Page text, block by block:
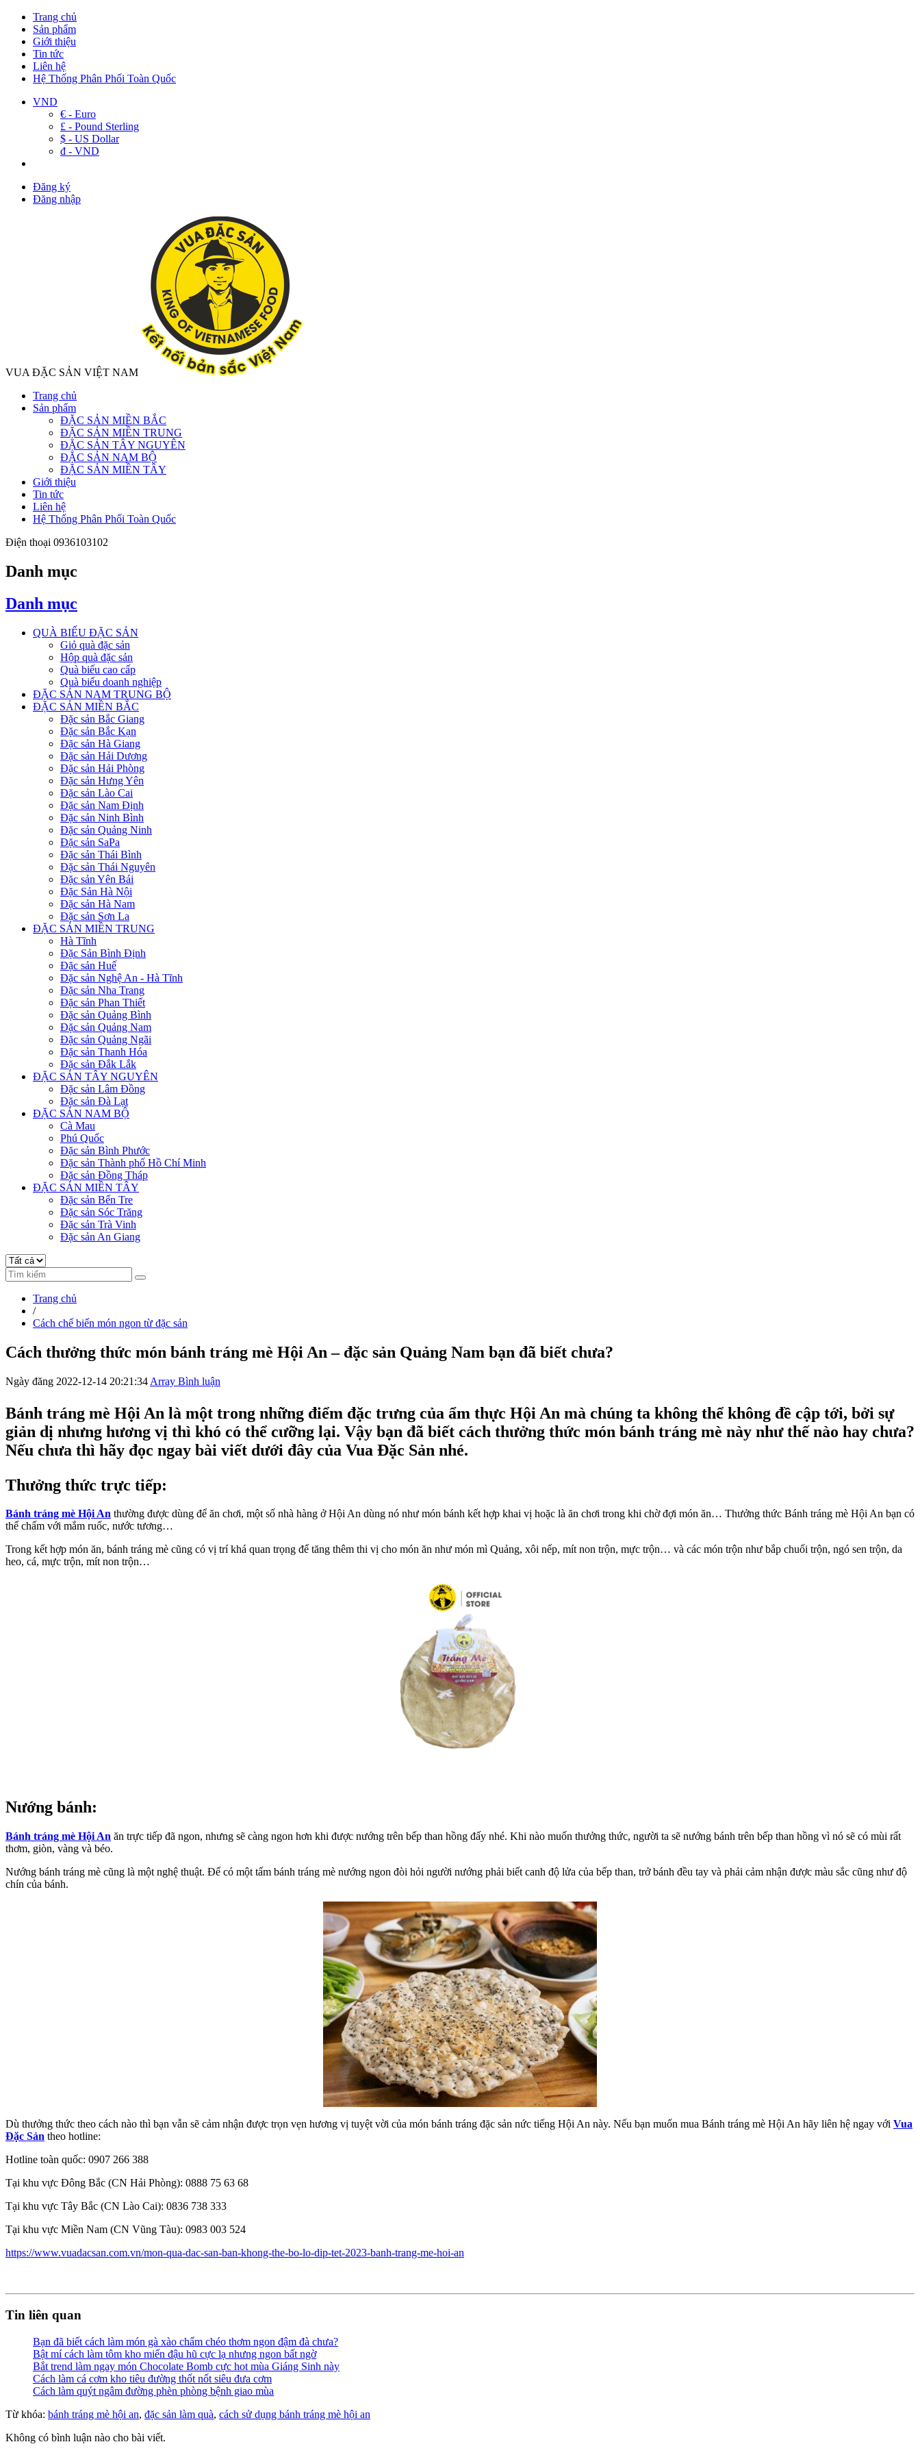
Trang chủ
Sản phẩm
Giới thiệu
Tin tức
Liên hệ
Hệ Thống Phân Phối Toàn Quốc
VND
€ - Euro
£ - Pound Sterling
$ - US Dollar
đ - VND
Đăng ký
Đăng nhập
VUA ĐẶC SẢN VIỆT NAM
Trang chủ
Sản phẩm
ĐẶC SẢN MIỀN BẮC
ĐẶC SẢN MIỀN TRUNG
ĐẶC SẢN TÂY NGUYÊN
ĐẶC SẢN NAM BỘ
ĐẶC SẢN MIỀN TÂY
Giới thiệu
Tin tức
Liên hệ
Hệ Thống Phân Phối Toàn Quốc
Điện thoại 0936103102
Danh mục
Danh mục
QUÀ BIẾU ĐẶC SẢN
Giỏ quà đặc sản
Hộp quà đặc sản
Quà biếu cao cấp
Quà biếu doanh nghiệp
ĐẶC SẢN NAM TRUNG BỘ
ĐẶC SẢN MIỀN BẮC
Đặc sản Bắc Giang
Đặc sản Bắc Kạn
Đặc sản Hà Giang
Đặc sản Hải Dương
Đặc sản Hải Phòng
Đặc sản Hưng Yên
Đặc sản Lào Cai
Đặc sản Nam Định
Đặc sản Ninh Bình
Đặc sản Quảng Ninh
Đặc sản SaPa
Đặc sản Thái Bình
Đặc sản Thái Nguyên
Đặc sản Yên Bái
Đặc Sản Hà Nội
Đặc sản Hà Nam
Đặc sản Sơn La
ĐẶC SẢN MIỀN TRUNG
Hà Tĩnh
Đặc Sản Bình Định
Đặc sản Huế
Đặc sản Nghệ An - Hà Tĩnh
Đặc sản Nha Trang
Đặc sản Phan Thiết
Đặc sản Quảng Bình
Đặc sản Quảng Nam
Đặc sản Quảng Ngãi
Đặc sản Thanh Hóa
Đặc sản Đắk Lắk
ĐẶC SẢN TÂY NGUYÊN
Đặc sản Lâm Đồng
Đặc sản Đà Lạt
ĐẶC SẢN NAM BỘ
Cà Mau
Phú Quốc
Đặc sản Bình Phước
Đặc sản Thành phố Hồ Chí Minh
Đặc sản Đồng Tháp
ĐẶC SẢN MIỀN TÂY
Đặc sản Bến Tre
Đặc sản Sóc Trăng
Đặc sản Trà Vinh
Đặc sản An Giang
Trang chủ
/
Cách chế biến món ngon từ đặc sản
Cách thưởng thức món bánh tráng mè Hội An – đặc sản Quảng Nam bạn đã biết chưa?
Ngày đăng 2022-12-14 20:21:34 Array Bình luận
Bánh tráng mè Hội An là một trong những điểm đặc trưng của ẩm thực Hội An mà chúng ta không thể không đề cập tới, bởi sự
giản dị nhưng hương vị thì khó có thể cưỡng lại. Vậy bạn đã biết cách thưởng thức món bánh tráng mè này như thế nào hay chưa?
Nếu chưa thì hãy đọc ngay bài viết dưới đây của Vua Đặc Sản nhé.
Thưởng thức trực tiếp:
Bánh tráng mè Hội An thường được dùng để ăn chơi, một số nhà hàng ở Hội An dùng nó như món bánh kết hợp khai vị hoặc là ăn chơi trong khi chờ đợi món ăn… Thưởng thức Bánh tráng mè Hội An bạn có
thể chấm với mắm ruốc, nước tương…
Trong kết hợp món ăn, bánh tráng mè cũng có vị trí khá quan trọng để tăng thêm thi vị cho món ăn như món mì Quảng, xôi nếp, mít non trộn, mực trộn… và các món trộn như bắp chuối trộn, ngó sen trộn, da
heo, cá, mực trộn, mít non trộn…
Nướng bánh:
Bánh tráng mè Hội An ăn trực tiếp đã ngon, nhưng sẽ càng ngon hơn khi được nướng trên bếp than hồng đấy nhé. Khi nào muốn thưởng thức, người ta sẽ nướng bánh trên bếp than hồng vì nó sẽ có mùi rất
thơm, giòn, vàng và béo.
Nướng bánh tráng mè cũng là một nghệ thuật. Để có một tấm bánh tráng mè nướng ngon đòi hỏi người nướng phải biết canh độ lửa của bếp than, trở bánh đều tay và phải cảm nhận được màu sắc cũng như độ
chín của bánh.
Dù thưởng thức theo cách nào thì bạn vẫn sẽ cảm nhận được trọn vẹn hương vị tuyệt vời của món bánh tráng đặc sản nức tiếng Hội An này. Nếu bạn muốn mua Bánh tráng mè Hội An hãy liên hệ ngay với Vua
Đặc Sản theo hotline:
Hotline toàn quốc: 0907 266 388
Tại khu vực Đông Bắc (CN Hải Phòng): 0888 75 63 68
Tại khu vực Tây Bắc (CN Lào Cai): 0836 738 333
Tại khu vực Miền Nam (CN Vũng Tàu): 0983 003 524
https://www.vuadacsan.com.vn/mon-qua-dac-san-ban-khong-the-bo-lo-dip-tet-2023-banh-trang-me-hoi-an
Tin liên quan
Bạn đã biết cách làm món gà xào chẩm chéo thơm ngon đậm đà chưa?
Bật mí cách làm tôm kho miến đậu hũ cực lạ nhưng ngon bất ngờ
Bắt trend làm ngay món Chocolate Bomb cực hot mùa Giáng Sinh này
Cách làm cá cơm kho tiêu đường thốt nốt siêu đưa cơm
Cách làm quýt ngâm đường phèn phòng bệnh giao mùa
Từ khóa: bánh tráng mè hội an, đặc sản làm quà, cách sử dụng bánh tráng mè hội an
Không có bình luận nào cho bài viết.